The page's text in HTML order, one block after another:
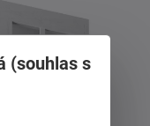
(souhlas s